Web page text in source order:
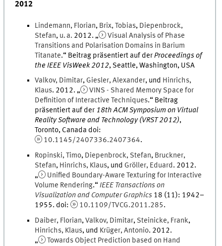
2012
Lindemann, Florian, Brix,Tobias, Diepenbrock,
Stefan, u. a. 2012. „
Visual Analysis of Phase
Transitions and Polarisation Domains in Barium
Titanate.“ Beitrag präsentiert auf derProceedings of
the IEEE VisWeek 2012, Seattle, Washington, USA
Valkov, Dimitar, Giesler,Alexander, und Hinrichs,
Klaus. 2012. „
VINS - Shared Memory Space for
Definition of Interactive Techniques.“ Beitrag
präsentiert auf der 18th ACM Symposium on Virtual
Reality Software and Technology (VRST 2012),
Toronto, Canada doi:
10.1145/2407336.2407364.
Ropinski,Timo, Diepenbrock, Stefan, Bruckner,
Stefan, Hinrichs, Klaus, und Gröller, Eduard. 2012.
„
Unified Boundary-Aware Texturing for Interactive
Volume Rendering.“IEEE Transactions on
Visualization and Computer Graphics 18 (11): 1942–
1955. doi: 10.1109/TVCG.2011.285.
Daiber, Florian,Valkov, Dimitar, Steinicke, Frank,
Hinrichs, Klaus, und Krüger,Antonio. 2012.
„
Towards Object Prediction based on Hand